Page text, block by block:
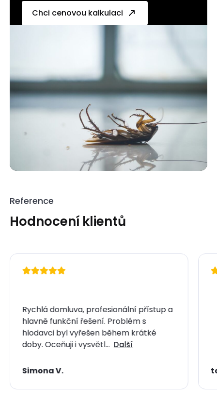
Chci cenovou kalkulaci
Reference
Hodnocení klientů
Rychlá domluva, profesionální přístup a
hlavně funkční řešení. Problém s
hlodavci byl vyřešen během krátké
doby. Oceňuji i vysvětl… Další
Simona V.